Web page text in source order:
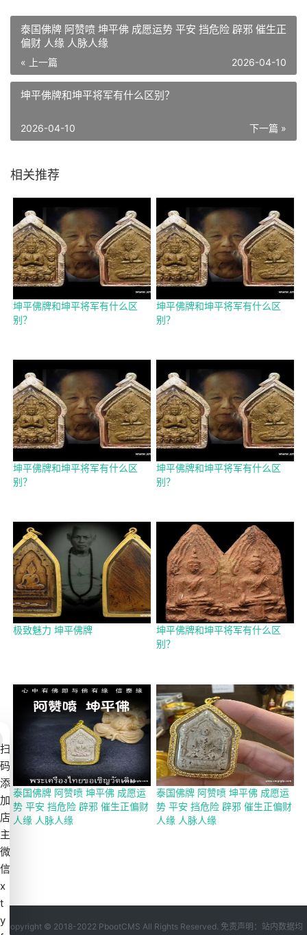
泰国佛牌 阿赞喷 坤平佛 成愿运势 平安 挡危险 辟邪 催生正
偏财 人缘 人脉人缘
« 上一篇 2026-04-10
坤平佛牌和坤平将军有什么区别？
下一篇 »
2026-04-10
相关推荐
坤平佛牌和坤平将军有什么区
别？
坤平佛牌和坤平将军有什么区
别？
坤平佛牌和坤平将军有什么区
别？
坤平佛牌和坤平将军有什么区
别？
极致魅力 坤平佛牌
坤平佛牌和坤平将军有什么区
别？
泰国佛牌 阿赞喷 坤平佛 成愿运
势 平安 挡危险 辟邪 催生正偏财
人缘 人脉人缘
泰国佛牌 阿赞喷 坤平佛 成愿运
势 平安 挡危险 辟邪 催生正偏财
人缘 人脉人缘
Copyright © 2018-2022 PbootCMS All Rights Reserved. 免责声明：站内数据均
扫
码
添
加
店
主
微
信
x
t
y